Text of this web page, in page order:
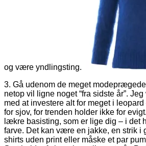
og være yndlingsting.
3. Gå udenom de meget
netop vil ligne noget “fra sidste år”.
med at investere alt for meget i
for sjov, for trenden holder ikke for
lækre basisting, som er lige dig – i det
farve. Det kan være en jakke, en strik i
shirts uden print eller måske et par